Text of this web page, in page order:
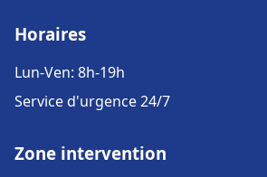
Horaires
Lun-Ven: 8h-19h
Service d'urgence 24/7
Zone intervention